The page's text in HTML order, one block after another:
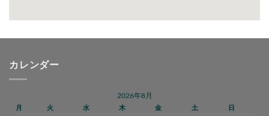
カレンダー
2026年8月
月 火 水 木 金 土 日